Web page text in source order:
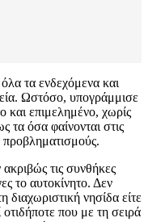
τα ενδεχόμενα και
Ωστόσο, υπογράμμισε
και επιμελημένο, χωρίς
τα όσα φαίνονται στις
τις συνθήκες
το αυτοκίνητο. Δεν
νησίδα είτε
που με τη σειρά